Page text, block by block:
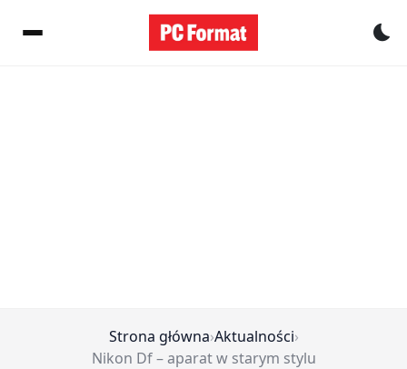
Strona główna›Aktualności›
Nikon Df – aparat w starym stylu